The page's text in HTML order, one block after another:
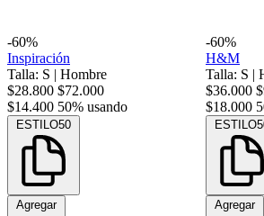
-60%
Inspiración
Talla: S | Hombre
$28.800 $72.000
$14.400 50% usando
ESTILO50
Agregar
-60%
H&M
Talla: S |
$36.000
$18.000
Agregar